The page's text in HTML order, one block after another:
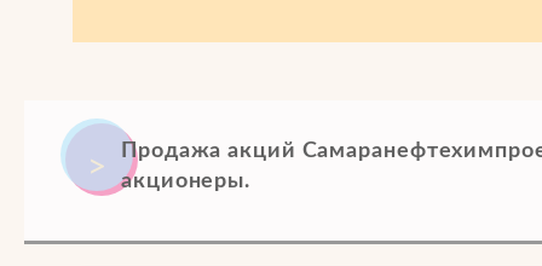
Продажа акций
акционеры.